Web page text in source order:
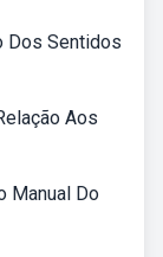
Dos Sentidos
Aos
Manual Do